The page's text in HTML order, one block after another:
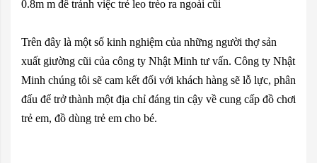
0.8m m để tránh việc trẻ leo trèo ra ngoài cũi
Trên đây là một số kinh nghiệm của những người thợ sản
xuất giường cũi của công ty Nhật Minh tư vấn. Công ty Nhật
Minh chúng tôi sẽ cam kết đối với khách hàng sẽ lỗ lực, phân
đấu để trở thành một địa chỉ đáng tin cậy về cung cấp đồ chơi
trẻ em, đồ dùng trẻ em cho bé.